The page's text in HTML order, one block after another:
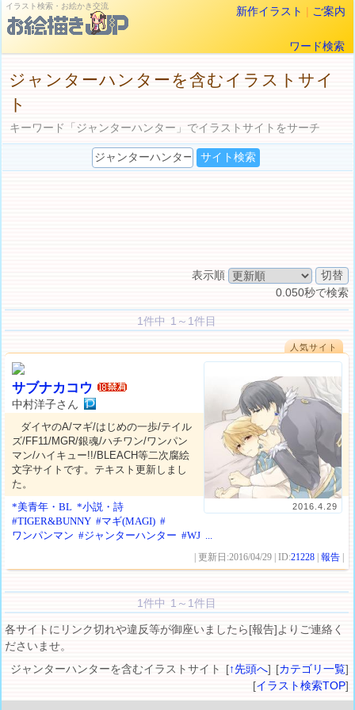
イラスト検索・お絵かき交流 新作イラスト | ご案内
ワード検索
ジャンターハンターを含むイラストサイ
ト
キーワード「ジャンターハンター」でイラストサイトをサーチ
表示順
0.050秒で検索
1件中 1～1件目
人気サイト
2016.4.29
サブナカコウ
中村洋子さん
ダイヤのA/マギ/はじめの一歩/テイル
ズ/FF11/MGR/銀魂/ハチワン/ワンパン
マン/ハイキュー!!/BLEACH等二次腐絵
文字サイトです。テキスト更新しまし
た。
*美青年・BL *小説・詩
#TIGER&BUNNY #マギ(MAGI) #
ワンパンマン #ジャンターハンター #WJ ...
| 更新日:2016/04/29 | ID:21228 |報告
1件中 1～1件目
各サイトにリンク切れや違反等が御座いましたら[報告]よりご連絡く
ださいませ。
ジャンターハンターを含むイラストサイト [↑先頭へ] [カテゴリ一覧]
[イラスト検索TOP]